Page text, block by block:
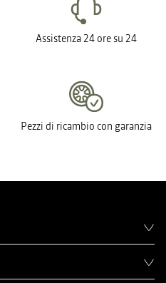
Assistenza 24 ore su 24
Pezzi di ricambio con garanzia